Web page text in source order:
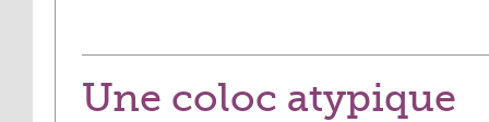
Une coloc atypique